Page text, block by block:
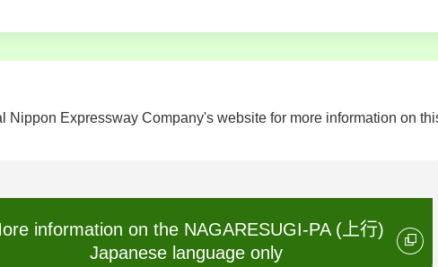
Nippon Expressway Company's website for more information on
information on the NAGARESUGI-PA (上行)
Japanese language only